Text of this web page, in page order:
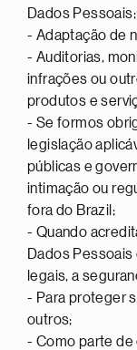
Dados Pessoais;
- Adaptação de
- Auditorias,
infrações ou
produtos e
- Se formos
legislação
públicas e
intimação ou
fora do Brazil;
- Quando
Dados
legais, a
- Para proteger
outros;
- Como parte de